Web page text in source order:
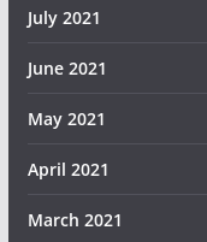
July 2021
June 2021
May 2021
April 2021
March 2021